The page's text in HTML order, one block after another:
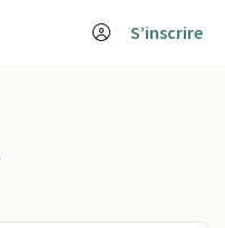
S’inscrire